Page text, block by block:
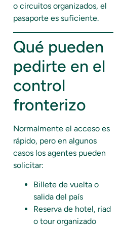
o circuitos organizados, el
pasaporte es suficiente.
Qué pueden
pedirte en el
control
fronterizo
Normalmente el acceso es
rápido, pero en algunos
casos los agentes pueden
solicitar:
Billete de vuelta o
salida del país
Reserva de hotel, riad
o tour organizado